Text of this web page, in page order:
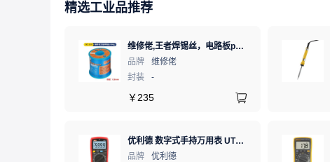
精选工业品推荐
维修佬,王者焊锡丝，电路板pcb焊接锡线，0.8mm800g,1个
品牌
维修佬
封装
-
￥ 235
优利德 数字式手持万用表 UT890C NCV;三极管测试;二极管测试;火线辨别;真有效值;通断测试
品牌
优利德